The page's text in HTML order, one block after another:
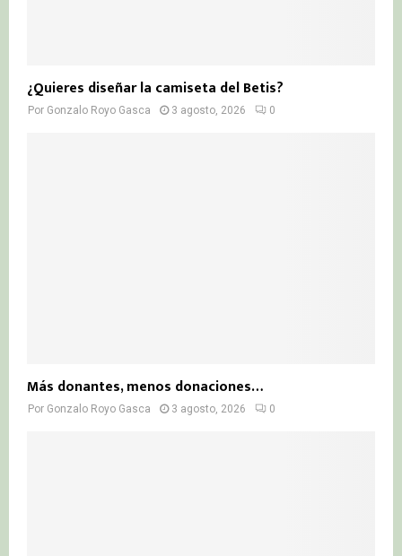
¿Quieres diseñar la camiseta del Betis?
Por Gonzalo Royo Gasca 3 agosto, 2026 0
Más donantes, menos donaciones…
Por Gonzalo Royo Gasca 3 agosto, 2026 0